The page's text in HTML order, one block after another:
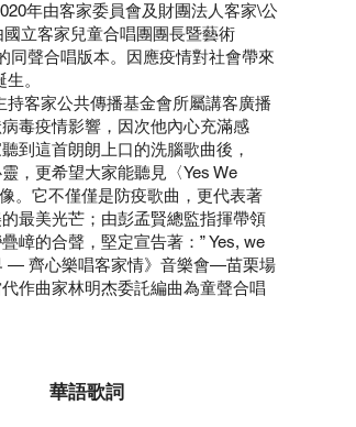
年由客家委員會及財團法人客家\公
立客家兒童合唱團團長暨藝術
聲合唱版本。因應疫情對社會帶來
。
持客家公共傳播基金會所屬講客廣播
毒疫情影響，因次他內心充滿感
到這首朗朗上口的洗腦歌曲後，
，更希望大家能聽見​〈Yes We
。它不僅僅是防疫歌曲，更代表著
最美光芒；由彭孟賢總監指揮帶領
嶂的合聲，堅定宣告著：” Yes, we
— 齊心樂唱客家情》音樂會—苗栗場
作曲家林明杰委託編曲為童聲合唱
華語歌詞